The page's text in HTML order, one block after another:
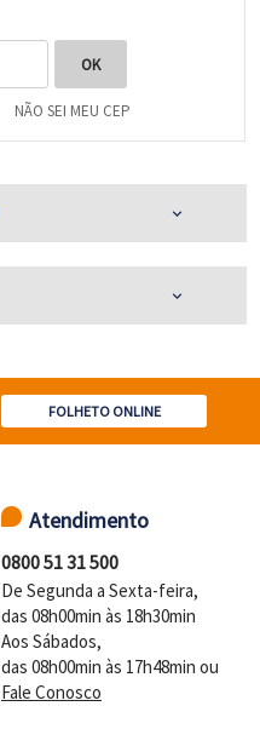
NÃO SEI MEU CEP
expand_more
expand_more
FOLHETO ONLINE
Atendimento
0800 51 31 500
De Segunda a Sexta-feira,
das 08h00min às 18h30min
Aos Sábados,
das 08h00min às 17h48min ou
Fale Conosco